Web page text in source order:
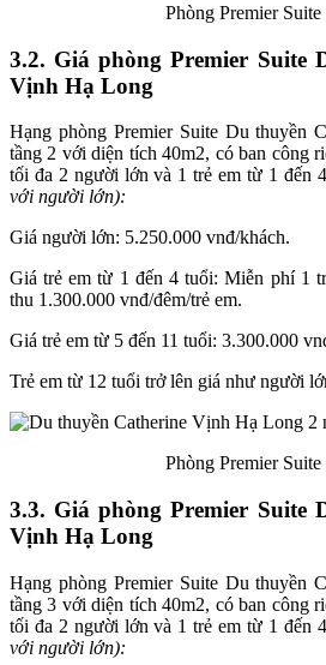
Phòng Premier Suite
3.2. Giá phòng Premier Suite
Vịnh Hạ Long
Hạng phòng Premier Suite Du thuyền
tầng 2 với diện tích 40m2, có ban công
tối đa 2 người lớn và 1 trẻ em từ 1 đến
với người lớn):
Giá người lớn: 5.250.000 vnđ/khách.
Giá trẻ em từ 1 đến 4 tuổi: Miễn phí 1
thu 1.300.000 vnđ/đêm/trẻ em.
Giá trẻ em từ 5 đến 11 tuổi: 3.300.000
Trẻ em từ 12 tuổi trở lên giá như người
Phòng Premier Suite
3.3. Giá phòng Premier Suite
Vịnh Hạ Long
Hạng phòng Premier Suite Du thuyền
tầng 3 với diện tích 40m2, có ban công
tối đa 2 người lớn và 1 trẻ em từ 1 đến
với người lớn):